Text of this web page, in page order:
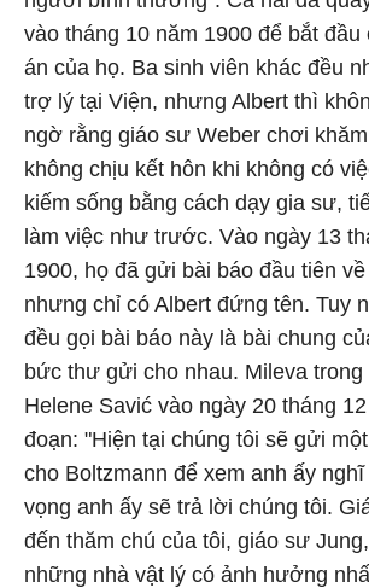
vào tháng 10 năm 1900 để bắt đầu
án của họ. Ba sinh viên khác đều
trợ lý tại Viện, nhưng Albert thì
ngờ rằng giáo sư Weber chơi
không chịu kết hôn khi không có
kiếm sống bằng cách dạy gia sư,
làm việc như trước. Vào ngày 13
1900, họ đã gửi bài báo đầu tiên
nhưng chỉ có Albert đứng tên. Tuy
đều gọi bài báo này là bài chung
bức thư gửi cho nhau. Mileva
Helene Savić vào ngày 20 tháng
đoạn: "Hiện tại chúng tôi sẽ gửi
cho Boltzmann để xem anh ấy
vọng anh ấy sẽ trả lời chúng tôi.
đến thăm chú của tôi, giáo sư
những nhà vật lý có ảnh hưởng